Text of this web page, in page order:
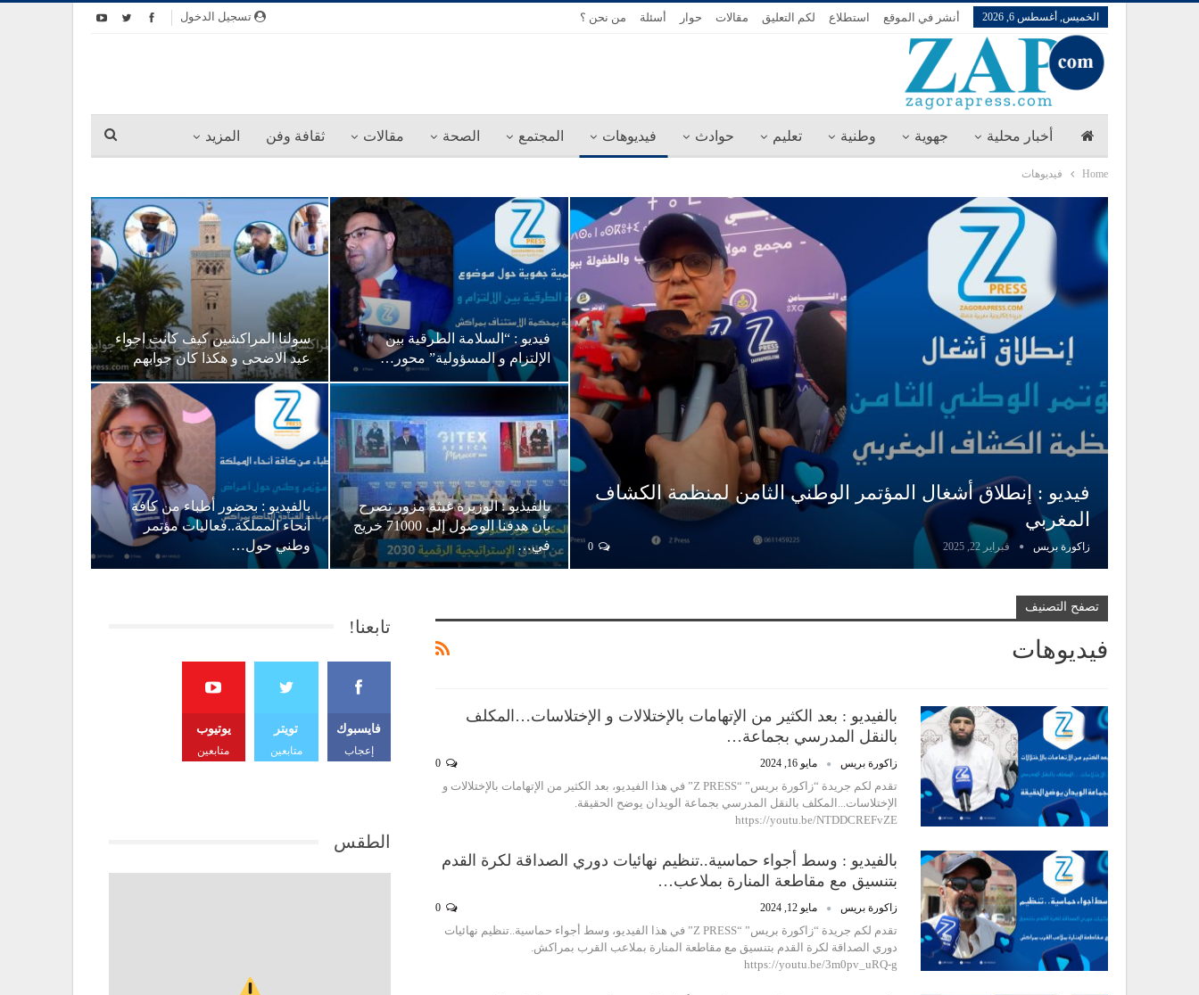
تسجيل الدخول الخميس, أغسطس 6, 2026 أنشر في الموقع استطلاع لكم التعليق مقالات حوار أسئلة من نحن ؟
أخبار محلية جهوية وطنية تعليم حوادث فيديوهات المجتمع الصحة مقالات ثقافة وفن المزيد
Home فيديوهات
فيديو : إنطلاق أشغال المؤتمر الوطني الثامن لمنظمة الكشاف
المغربي
زاكورة بريس فبراير 22, 2025 0
فيديو : “السلامة الطرقية بين
الإلتزام و المسؤولية” محور…
سولنا المراكشين كيف كانت اجواء
عيد الاضحى و هكذا كان جوابهم
بالفيديو : الوزيرة غيثة مزور تصرح
بأن هدفنا الوصول إلى 71000 خريج
في…
بالفيديو : بحضور أطباء من كافة
أنحاء المملكة..فعاليات مؤتمر
وطني حول…
تصفح التصنيف
فيديوهات
بالفيديو : بعد الكثير من الإتهامات بالإختلالات و الإختلاسات…المكلف
بالنقل المدرسي بجماعة…
زاكورة بريس مايو 16, 2024
تقدم لكم جريدة “زاكورة بريس” “Z PRESS” في هذا الفيديو، بعد الكثير من الإتهامات بالإختلالات و
الإختلاسات...المكلف بالنقل المدرسي بجماعة الويدان يوضح الحقيقة.
https://youtu.be/NTDDCREFvZE
بالفيديو : وسط أجواء حماسية..تنظيم نهائيات دوري الصداقة لكرة القدم
بتنسيق مع مقاطعة المنارة بملاعب…
زاكورة بريس مايو 12, 2024
تقدم لكم جريدة “زاكورة بريس” “Z PRESS” في هذا الفيديو، وسط أجواء حماسية..تنظيم نهائيات
دوري الصداقة لكرة القدم بتنسيق مع مقاطعة المنارة بملاعب القرب بمراكش.
https://youtu.be/3m0pv_uRQ-g
تابعنا!
فايسبوك
إعجاب
تويتر
متابعين
يوتيوب
متابعين
الطقس